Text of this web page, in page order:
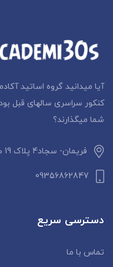
آیا میدانید گروه اساتید
کنکور سراسری سالهای قبل
شما میگذارند؟
فریمان- سجاد4 پلاک 19 طبقه سوم
09356862847
دسترسی سریع
تماس با ما